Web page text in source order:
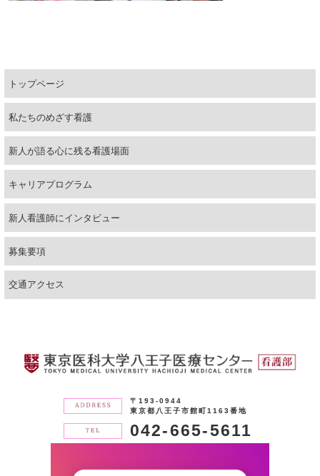
トップページ
私たちのめざす看護
新人が語る心に残る看護場面
キャリアプログラム
新人看護師にインタビュー
募集要項
問い合わせ・資料請求
交通アクセス
〒193-0944
東京都八王子市館町1163番地
042-665-5611